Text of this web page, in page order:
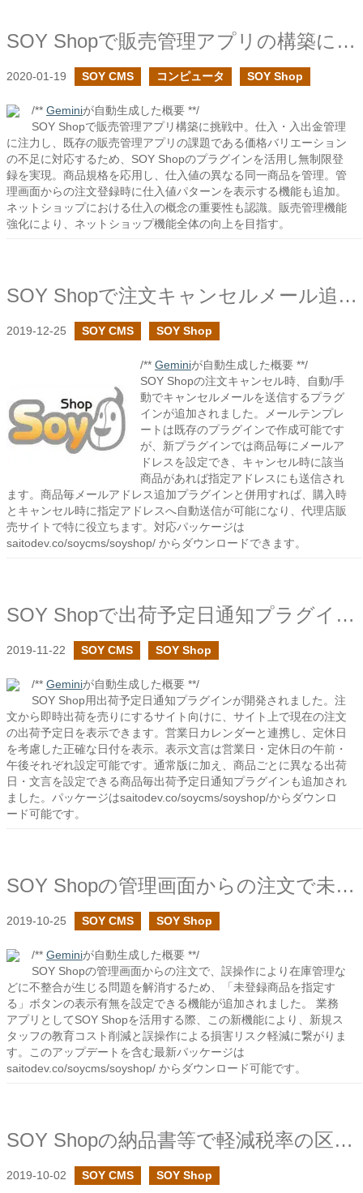
SOY Shopで販売管理アプリの構築に挑戦
2020-01-19 SOY CMS コンピュータ SOY Shop
/** Geminiが自動生成した概要 **/
SOY Shopで販売管理アプリ構築に挑戦中。仕入・入出金管理
に注力し、既存の販売管理アプリの課題である価格バリエーション
の不足に対応するため、SOY Shopのプラグインを活用し無制限登
録を実現。商品規格を応用し、仕入値の異なる同一商品を管理。管
理画面からの注文登録時に仕入値パターンを表示する機能も追加。
ネットショップにおける仕入の概念の重要性も認識。販売管理機能
強化により、ネットショップ機能全体の向上を目指す。
SOY Shopで注文キャンセルメール追加プラグインを追加しました
2019-12-25 SOY CMS SOY Shop
/** Geminiが自動生成した概要 **/
SOY Shopの注文キャンセル時、自動/手
動でキャンセルメールを送信するプラグ
インが追加されました。メールテンプレ
ートは既存のプラグインで作成可能です
が、新プラグインでは商品毎にメールア
ドレスを設定でき、キャンセル時に該当
商品があれば指定アドレスにも送信され
ます。商品毎メールアドレス追加プラグインと併用すれば、購入時
とキャンセル時に指定アドレスへ自動送信が可能になり、代理店販
売サイトで特に役立ちます。対応パッケージは
saitodev.co/soycms/soyshop/ からダウンロードできます。
SOY Shopで出荷予定日通知プラグインを作成しました
2019-11-22 SOY CMS SOY Shop
/** Geminiが自動生成した概要 **/
SOY Shop用出荷予定日通知プラグインが開発されました。注
文から即時出荷を売りにするサイト向けに、サイト上で現在の注文
の出荷予定日を表示できます。営業日カレンダーと連携し、定休日
を考慮した正確な日付を表示。表示文言は営業日・定休日の午前・
午後それぞれ設定可能です。通常版に加え、商品ごとに異なる出荷
日・文言を設定できる商品毎出荷予定日通知プラグインも追加され
ました。パッケージはsaitodev.co/soycms/soyshop/からダウンロ
ード可能です。
SOY Shopの管理画面からの注文で未登録商品の設定を追加しました
2019-10-25 SOY CMS SOY Shop
/** Geminiが自動生成した概要 **/
SOY Shopの管理画面からの注文で、誤操作により在庫管理な
どに不整合が生じる問題を解消するため、「未登録商品を指定す
る」ボタンの表示有無を設定できる機能が追加されました。 業務
アプリとしてSOY Shopを活用する際、この新機能により、新規ス
タッフの教育コスト削減と誤操作による損害リスク軽減に繋がりま
す。このアップデートを含む最新パッケージは
saitodev.co/soycms/soyshop/ からダウンロード可能です。
SOY Shopの納品書等で軽減税率の区分記載を追加しました
2019-10-02 SOY CMS SOY Shop